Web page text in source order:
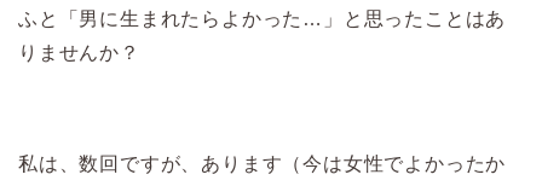
ふと「男に生まれたらよかった…」と思ったことはあ
りませんか？
私は、数回ですが、あります（今は女性でよかったか